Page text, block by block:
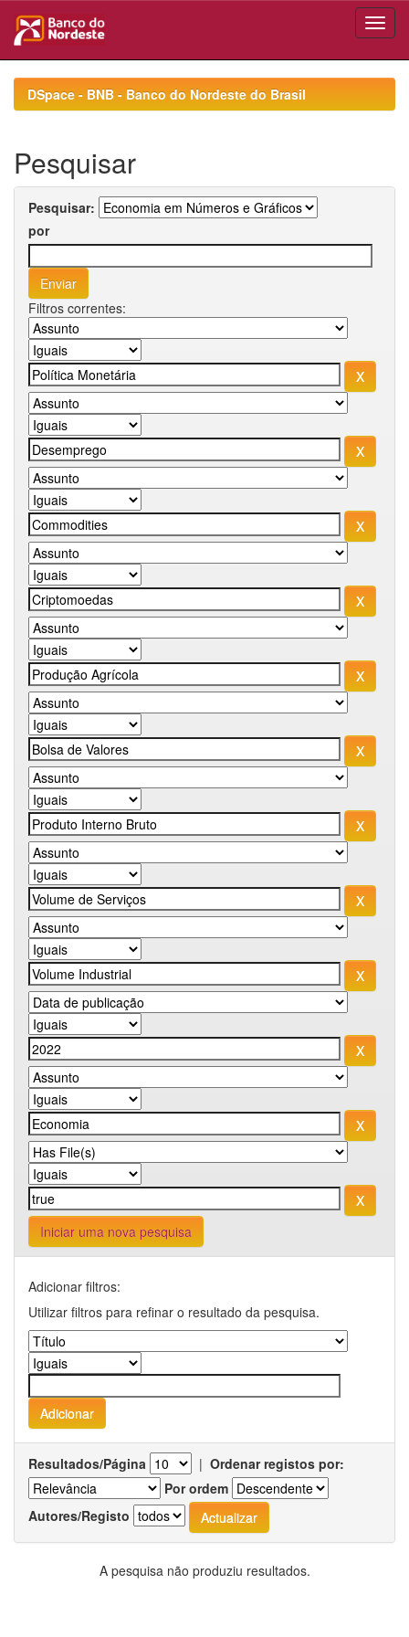
navigationDSpace - BNB - Banco do Nordeste do Brasil
Pesquisar
Pesquisar:
por
Filtros correntes:
Iniciar uma nova pesquisa
Adicionar filtros:
Utilizar filtros para refinar o resultado da pesquisa.
Resultados/Página | Ordenar registos por:
Por ordem
Autores/Registo
A pesquisa não produziu resultados.